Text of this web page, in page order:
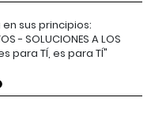
sus principios:
- SOLUCIONES A LOS
es para TÍ, es para TÍ"